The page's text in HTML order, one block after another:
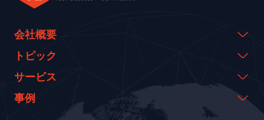
会社概要
会社概要
代表のメッセージ
沿革
トピック
イベント & ウェビナー
資料室
サービス
AI CO-CREATION
事例